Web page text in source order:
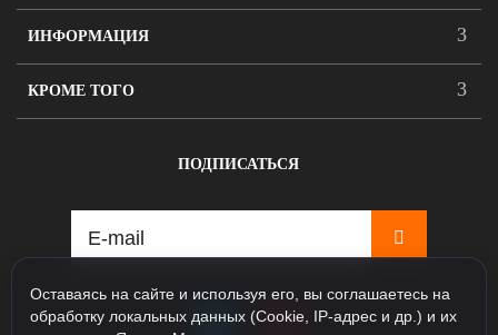
ИНФОРМАЦИЯ
КРОМЕ ТОГО
ПОДПИСАТЬСЯ
Оставаясь на сайте и используя его, вы соглашаетесь на
обработку локальных данных (Cookie, IP-адрес и др.) и их